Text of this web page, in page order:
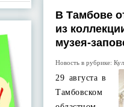
В Тамбове
из
музея-
Новость в рубрике:
29 августа в
Тамбовском